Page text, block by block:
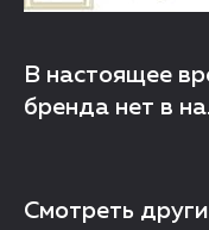
В настоящее
бренда нет в
Смотреть